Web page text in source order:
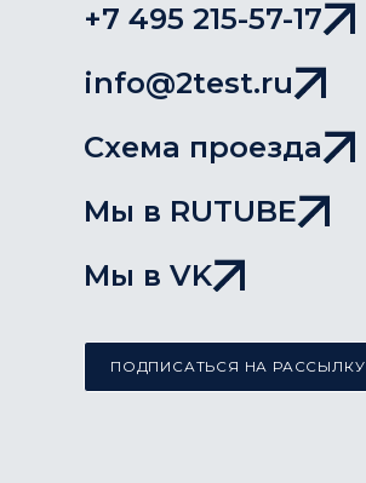
+7 495 215-57-17
info@2test.ru
Схема проезда
Мы в RUTUBE
Мы в VK
ПОДПИСАТЬСЯ НА РАССЫЛКУ